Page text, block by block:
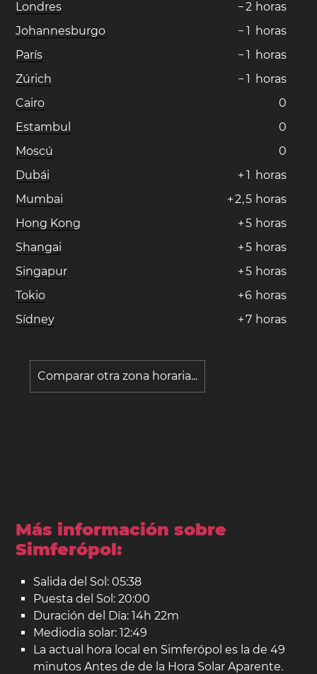
Londres
−2 horas
Johannesburgo
− 1 horas
París
− 1 horas
Zúrich
− 1 horas
Cairo
0
Estambul
0
Moscú
0
Dubái
+ 1 horas
Mumbai
+2,5 horas
Hong Kong
+5 horas
Shangai
+5 horas
Singapur
+5 horas
Tokio
+6 horas
Sídney
+7 horas
Comparar otra zona horaria...
Más información sobre
Simferópol:
Salida del Sol: 05:38
Puesta del Sol: 20:00
Duración del Día: 14h 22m
Mediodia solar: 12:49
La actual hora local en Simferópol es la de 49
minutos Antes de de la Hora Solar Aparente.